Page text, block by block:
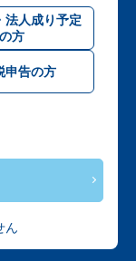
法人成り予定
の方
申告の方
ん